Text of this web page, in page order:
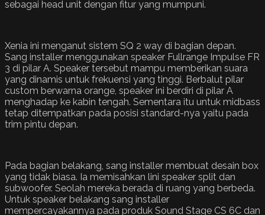
sebagai head unit dengan fitur yang mumpuni.
Xenia ini menganut sistem SQ 2 way di bagian depan.
Sang installer menggunakan speaker Fullrange Impulse FR
3 di pilar A. Speaker tersebut mampu memberikan suara
yang dinamis untuk frekuensi yang tinggi. Berbalut pilar
custom berwarna orange, speaker ini berdiri di pilar A
menghadap ke kabin tengah. Sementara itu untuk midbass
tetap ditempatkan pada posisi standard-nya yaitu pada
trim pintu depan.
Pada bagian belakang, sang installer membuat desain box
yang tidak biasa. Ia memisahkan lini speaker split dan
subwoofer. Seolah mereka berada di ruang yang berbeda.
Untuk speaker belakang sang installer
mempercayakannya pada produk Sound Stage CS 6C dan